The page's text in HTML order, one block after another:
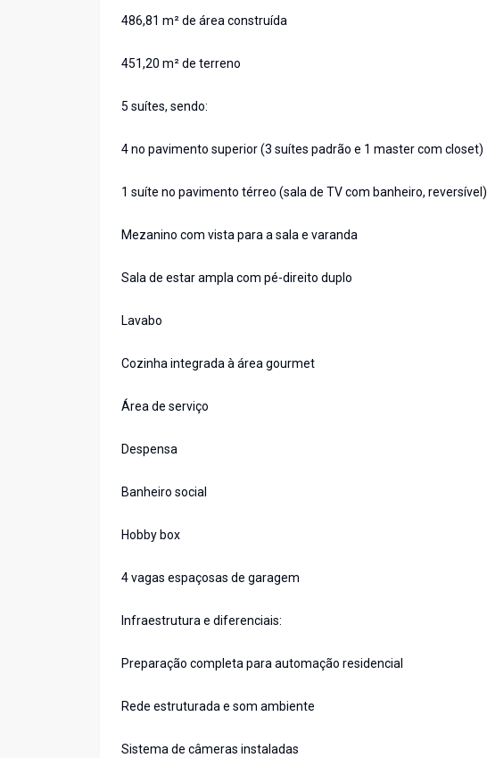
486,81 m² de área construída
451,20 m² de terreno
5 suítes, sendo:
4 no pavimento superior (3 suítes padrão e 1 master com closet)
1 suíte no pavimento térreo (sala de TV com banheiro, reversível)
Mezanino com vista para a sala e varanda
Sala de estar ampla com pé-direito duplo
Lavabo
Cozinha integrada à área gourmet
Área de serviço
Despensa
Banheiro social
Hobby box
4 vagas espaçosas de garagem
Infraestrutura e diferenciais:
Preparação completa para automação residencial
Rede estruturada e som ambiente
Sistema de câmeras instaladas